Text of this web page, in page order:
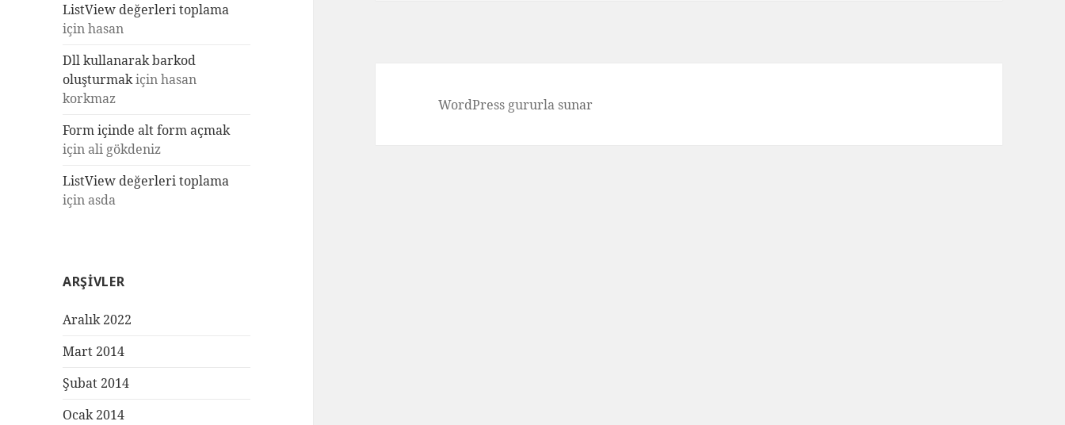
ListView değerleri toplama
içinhasan
Dll kullanarak barkod
oluşturmakiçinhasan
korkmaz
Form içinde alt form açmak
için ali gökdeniz
ListView değerleri toplama
için asda
ARŞIVLER
Aralık 2022
Mart 2014
Şubat 2014
Ocak 2014
WordPress gururla sunar